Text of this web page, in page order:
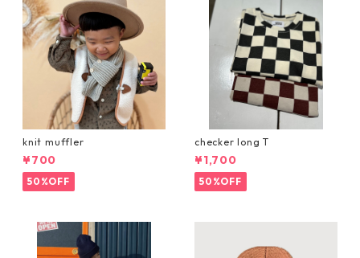
knit muffler
¥700
50%OFF
checker long T
¥1,700
50%OFF